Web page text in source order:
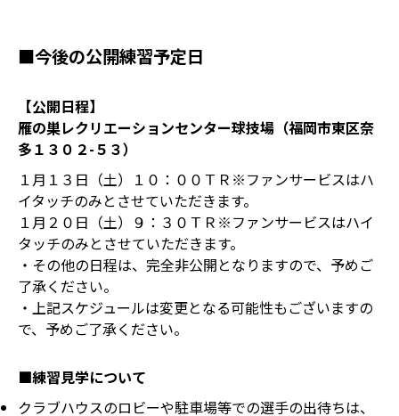
■今後の公開練習予定日
【公開日程】
雁の巣レクリエーションセンター球技場（福岡市東区奈
多１３０２-５３）
１月１３日（土）１０：００ＴＲ※ファンサービスはハ
イタッチのみとさせていただきます。
１月２０日（土）９：３０ＴＲ※ファンサービスはハイ
タッチのみとさせていただきます。
・その他の日程は、完全非公開となりますので、予めご
了承ください。
・上記スケジュールは変更となる可能性もございますの
で、予めご了承ください。
■練習見学について
クラブハウスのロビーや駐車場等での選手の出待ちは、